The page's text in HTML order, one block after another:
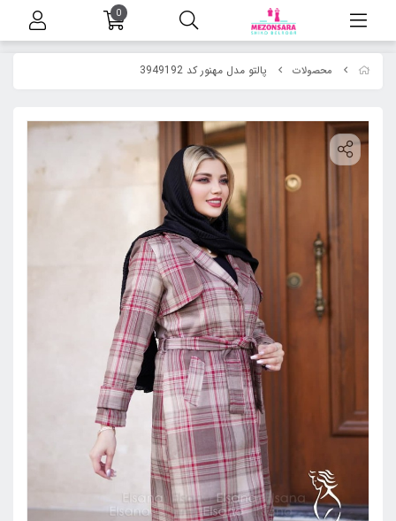
محصولات پالتو مدل مهنور کد 3949192
0